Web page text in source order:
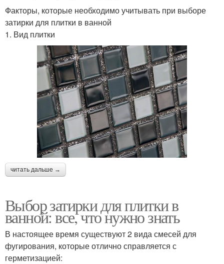
Факторы, которые необходимо учитывать при выборе
затирки для плитки в ванной
1. Вид плитки
читать дальше →
Выбор затирки для плитки в
ванной: все, что нужно знать
В настоящее время существуют 2 вида смесей для
фугирования, которые отлично справляется с
герметизацией: